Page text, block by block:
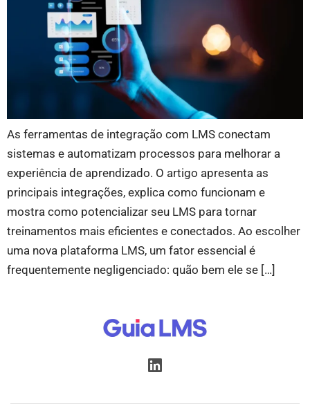
As ferramentas de integração com LMS conectam
sistemas e automatizam processos para melhorar a
experiência de aprendizado. O artigo apresenta as
principais integrações, explica como funcionam e
mostra como potencializar seu LMS para tornar
treinamentos mais eficientes e conectados. Ao escolher
uma nova plataforma LMS, um fator essencial é
frequentemente negligenciado: quão bem ele se […]